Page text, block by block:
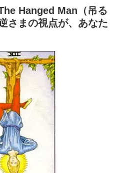
Hanged Man（吊る
まの視点が、あなた